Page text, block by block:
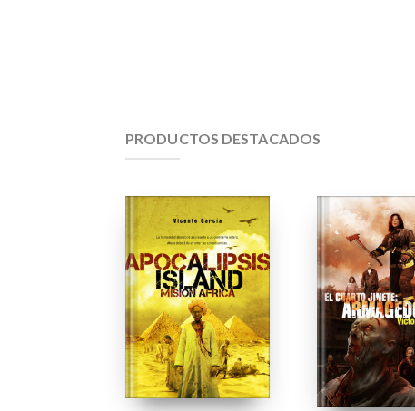
PRODUCTOS DESTACADOS